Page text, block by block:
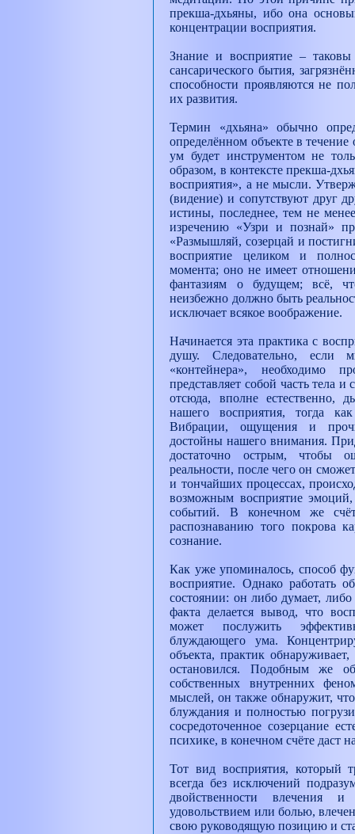
прекша-дхьяны, ибо она
концентрации восприятия.
Знание и восприятие – таковы
сансарического бытия,
способности проявляются не
их развития.
Термин «дхьяна» обычно
определённом объекте в
ум будет инструментом не
образом, в контексте прекша-
восприятия», а не мысли.
(видение) и сопутствуют друг
истины, последнее, тем не
изречению «Узри и познай»
«Размышляй, созерцай и
восприятие целиком и
момента; оно не имеет
фантазиям о будущем; всё,
неизбежно должно быть
исключает всякое воображение.
Начинается эта практика с
душу. Следовательно, если
«контейнера», необходимо
представляет собой часть тела
отсюда, вполне естественно,
нашего восприятия, тогда
Вибрации, ощущения и
достойны нашего внимания.
достаточно острым, чтобы
реальности, после чего он
и тончайших процессах,
возможным восприятие
событий. В конечном же
распознаванию того покрова
сознание.
Как уже упоминалось, способ
восприятие. Однако работать
состоянии: он либо думает,
факта делается вывод, что
может послужить
блуждающего ума.
объекта, практик
остановился. Подобным же
собственных внутренних
мыслей, он также обнаружит,
блуждания и полностью
сосредоточенное созерцание
психике, в конечном счёте даст
Тот вид восприятия, который
всегда без исключений
двойственности влечения
удовольствием или болью,
свою руководящую позицию и